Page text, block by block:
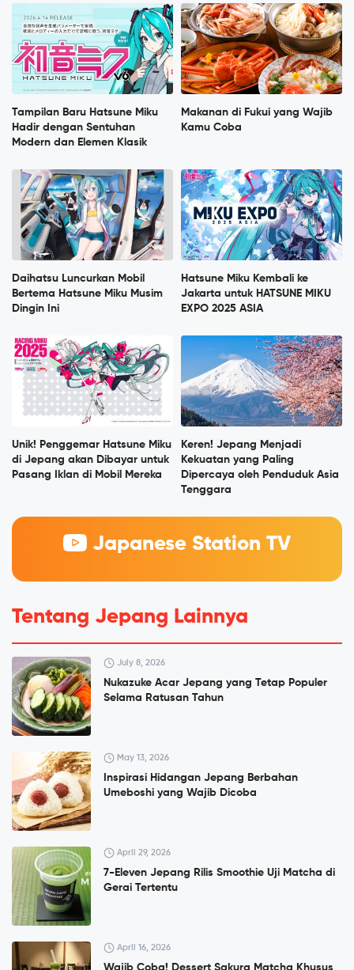
Tampilan Baru Hatsune Miku
Hadir dengan Sentuhan
Modern dan Elemen Klasik
Makanan di Fukui yang Wajib
Kamu Coba
Daihatsu Luncurkan Mobil
Bertema Hatsune Miku Musim
Dingin Ini
Hatsune Miku Kembali ke
Jakarta untuk HATSUNE MIKU
EXPO 2025 ASIA
Unik! Penggemar Hatsune Miku
di Jepang akan Dibayar untuk
Pasang Iklan di Mobil Mereka
Keren! Jepang Menjadi
Kekuatan yang Paling
Dipercaya oleh Penduduk Asia
Tenggara
Japanese Station TV
Tentang Jepang Lainnya
July 8, 2026
Nukazuke Acar Jepang yang Tetap Populer
Selama Ratusan Tahun
May 13, 2026
Inspirasi Hidangan Jepang Berbahan
Umeboshi yang Wajib Dicoba
April 29, 2026
7-Eleven Jepang Rilis Smoothie Uji Matcha di
Gerai Tertentu
April 16, 2026